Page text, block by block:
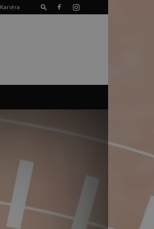
Kariéra